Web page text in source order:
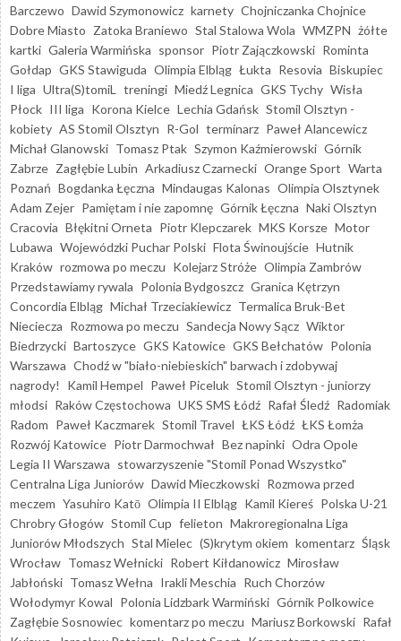
Barczewo Dawid Szymonowicz karnety Chojniczanka Chojnice
Dobre Miasto Zatoka Braniewo Stal Stalowa Wola WMZPN żółte
kartki Galeria Warmińska sponsor Piotr Zajączkowski Rominta
Gołdap GKS Stawiguda Olimpia Elbląg Łukta Resovia Biskupiec
I liga Ultra(S)tomiL treningi Miedź Legnica GKS Tychy Wisła
Płock III liga Korona Kielce Lechia Gdańsk Stomil Olsztyn -
kobiety AS Stomil Olsztyn R-Gol terminarz Paweł Alancewicz
Michał Glanowski Tomasz Ptak Szymon Kaźmierowski Górnik
Zabrze Zagłębie Lubin Arkadiusz Czarnecki Orange Sport Warta
Poznań Bogdanka Łęczna Mindaugas Kalonas Olimpia Olsztynek
Adam Zejer Pamiętam i nie zapomnę Górnik Łęczna Naki Olsztyn
Cracovia Błękitni Orneta Piotr Klepczarek MKS Korsze Motor
Lubawa Wojewódzki Puchar Polski Flota Świnoujście Hutnik
Kraków rozmowa po meczu Kolejarz Stróże Olimpia Zambrów
Przedstawiamy rywala Polonia Bydgoszcz Granica Kętrzyn
Concordia Elbląg Michał Trzeciakiewicz Termalica Bruk-Bet
Nieciecza Rozmowa po meczu Sandecja Nowy Sącz Wiktor
Biedrzycki Bartoszyce GKS Katowice GKS Bełchatów Polonia
Warszawa Chodź w "biało-niebieskich" barwach i zdobywaj
nagrody!
Kamil Hempel Paweł Piceluk Stomil Olsztyn - juniorzy
młodsi Raków Częstochowa UKS SMS Łódź Rafał Śledź Radomiak
Radom Paweł Kaczmarek Stomil Travel ŁKS Łódź ŁKS Łomża
Rozwój Katowice Piotr Darmochwał Bez napinki Odra Opole
Legia II Warszawa stowarzyszenie "Stomil Ponad Wszystko"
Centralna Liga Juniorów Dawid Mieczkowski Rozmowa przed
meczem Yasuhiro Katō Olimpia II Elbląg Kamil Kiereś Polska U-21
Chrobry Głogów Stomil Cup felieton Makroregionalna Liga
Juniorów Młodszych Stal Mielec (S)krytym okiem komentarz Śląsk
Wrocław Tomasz Wełnicki Robert Kiłdanowicz Mirosław
Jabłoński Tomasz Wełna Irakli Meschia Ruch Chorzów
Wołodymyr Kowal Polonia Lidzbark Warmiński Górnik Polkowice
Zagłębie Sosnowiec komentarz po meczu Mariusz Borkowski Rafał